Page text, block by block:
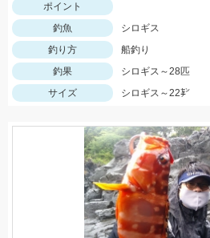
ポイント
釣魚
シロギス
釣り方
船釣り
釣果
シロギス～28匹
サイズ
シロギス～22㌢